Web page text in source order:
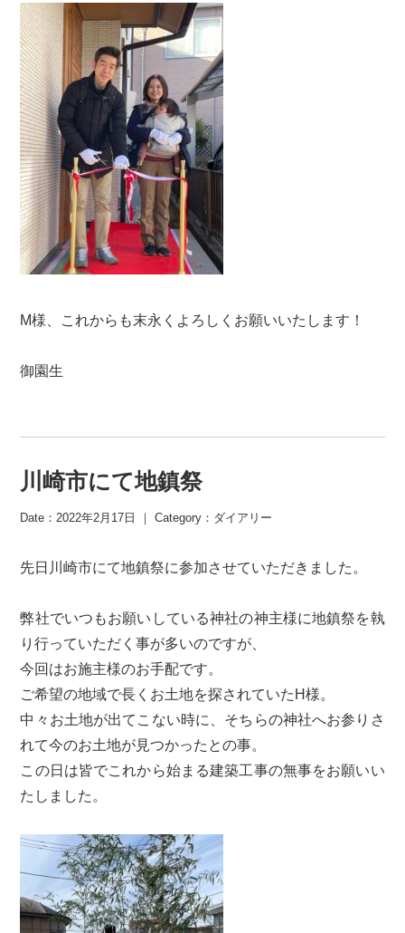
M様、これからも末永くよろしくお願いいたします！
御園生
川崎市にて地鎮祭
Date：2022年2月17日 ｜ Category： ダイアリー
先日川崎市にて地鎮祭に参加させていただきました。
弊社でいつもお願いしている神社の神主様に地鎮祭を執
り行っていただく事が多いのですが、
今回はお施主様のお手配です。
ご希望の地域で長くお土地を探されていたH様。
中々お土地が出てこない時に、そちらの神社へお参りさ
れて今のお土地が見つかったとの事。
この日は皆でこれから始まる建築工事の無事をお願いい
たしました。